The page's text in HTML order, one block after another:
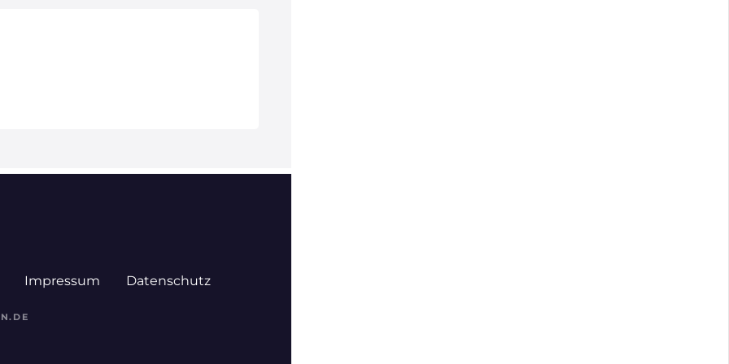
Impressum Datenschutz